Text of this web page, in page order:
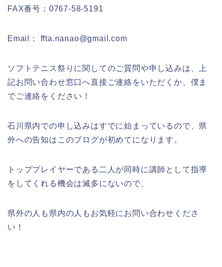
FAX番号：0767-58-5191
Email： ffta.nanao@gmail.com
ソフトテニス祭りに関してのご質問や申し込みは、上
記お問い合わせ窓口へ直接ご連絡をいただくか、僕ま
でご連絡をください！
石川県内での申し込みはすでに始まっているので、県
外への告知はこのブログが初めてになります。
トッププレイヤーである二人が同時に講師として指導
をしてくれる機会は滅多にないので、
県外の人も県内の人もお気軽にお問い合わせくださ
い！